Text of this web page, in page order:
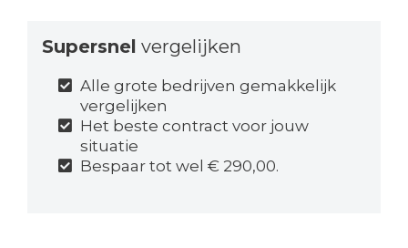
Supersnel vergelijken
Alle grote bedrijven gemakkelijk
vergelijken
Het beste contract voor jouw
situatie
Bespaar tot wel € 290,00.